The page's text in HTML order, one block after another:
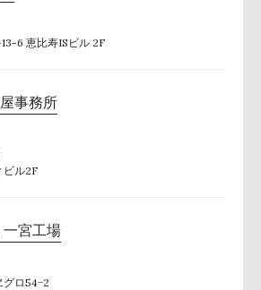
6 恵比寿ISビル 2F
事務所
ビル2F
一宮工場
グロ54−2